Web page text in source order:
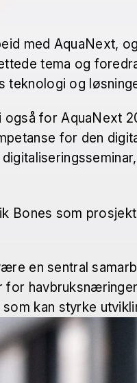
med AquaNext,
tema og
teknologi og
for AquaNext
for den
Bones som
en sentral
kan styrke